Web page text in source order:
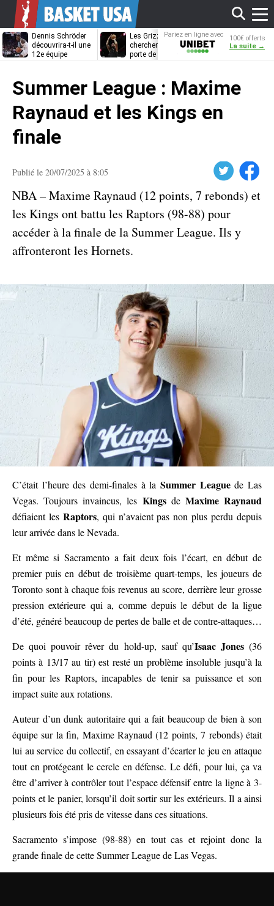
Dennis Schröder
découvrira-t-il une
12e équipe
Les Grizzlies
cherchent déjà une
porte de sortie
Dwane Casey
bientôt coach
Pariez en ligne avec
Unibet
100€ offerts
La suite →
Summer League : Maxime
Raynaud et les Kings en
finale
Publié le 20/07/2025 à 8:05 Facebook
NBA – Maxime Raynaud (12 points, 7 rebonds) et
les Kings ont battu les Raptors (98-88) pour
accéder à la finale de la Summer League. Ils y
affronteront les Hornets.
C’était l’heure des demi-finales à la Summer Leaguede Las
Vegas. Toujours invaincus, les Kingsde Maxime Raynaud
défiaient les Raptors, qui n’avaient pas non plus perdu depuis
leur arrivée dans le Nevada.
Et même si Sacramento a fait deux fois l’écart, en début de
premier puis en début de troisième quart-temps, les joueurs de
Toronto sont à chaque fois revenus au score, derrière leur grosse
pression extérieure qui a, comme depuis le début de la ligue
d’été, généré beaucoup de pertes de balle et de contre-attaques…
De quoi pouvoir rêver du hold-up, sauf qu’Isaac Jones(36
points à 13/17 au tir) est resté un problème insoluble jusqu’à la
fin pour les Raptors, incapables de tenir sa puissance et son
impact suite aux rotations.
Auteur d’un dunk autoritaire qui a fait beaucoup de bien à son
équipe sur la fin, Maxime Raynaud (12 points, 7 rebonds) était
lui au service du collectif, en essayant d’écarter le jeu en attaque
tout en protégeant le cercle en défense. Le défi, pour lui, ça va
être d’arriver à contrôler tout l’espace défensif entre la ligne à 3-
points et le panier, lorsqu’il doit sortir sur les extérieurs. Il a ainsi
plusieurs fois été pris de vitesse dans ces situations.
Sacramento s’impose (98-88) en tout cas et rejoint donc la
grande finale de cette Summer League de Las Vegas.